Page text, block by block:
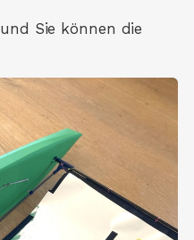
und Sie können die